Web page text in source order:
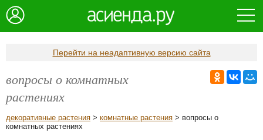
Перейти на неадаптивную версию сайта
вопросы о комнатных
растениях
декоративные растения > комнатные растения > вопросы о
комнатных растениях